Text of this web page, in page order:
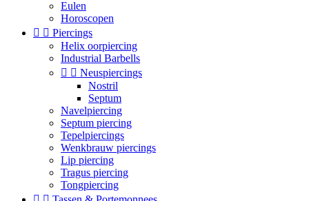
Eulen
Horoscopen
  Piercings
Helix oorpiercing
Industrial Barbells
  Neuspiercings
Nostril
Septum
Navelpiercing
Septum piercing
Tepelpiercings
Wenkbrauw piercings
Lip piercing
Tragus piercing
Tongpiercing